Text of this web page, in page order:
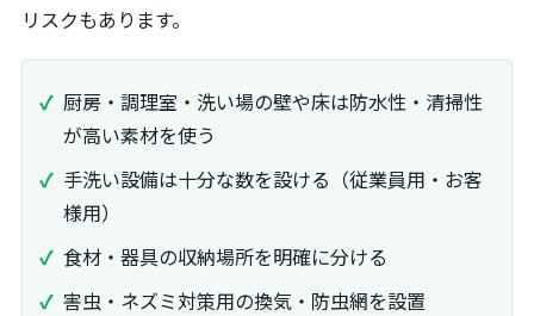
リスクもあります。
厨房・調理室・洗い場の壁や床は防水性・清掃性
が高い素材を使う
手洗い設備は十分な数を設ける（従業員用・お客
様用）
食材・器具の収納場所を明確に分ける
害虫・ネズミ対策用の換気・防虫網を設置